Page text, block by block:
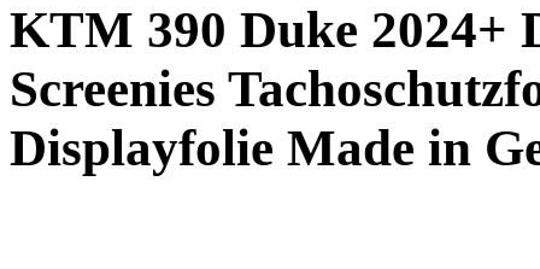
KTM 390 Duke 2024+
Screenies
Displayfolie Made in